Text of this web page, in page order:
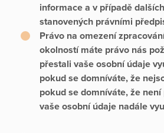
informace a v případě
stanovených právními
Právo na omezení
okolností máte právo nás
přestali vaše osobní údaje
pokud se domníváte, že
pokud se domníváte, že
vaše osobní údaje nadále